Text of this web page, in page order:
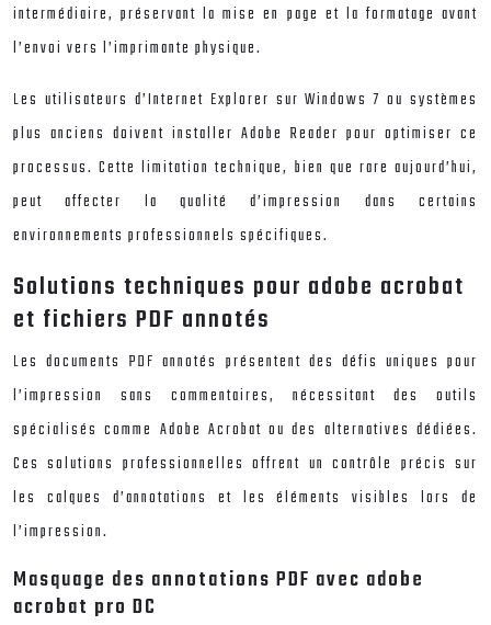
intermédiaire, préservant la mise en page et la formatage avant
l’envoi vers l’imprimante physique.
Les utilisateurs d’Internet Explorer sur Windows 7 ou systèmes
plus anciens doivent installer Adobe Reader pour optimiser ce
processus. Cette limitation technique, bien que rare aujourd’hui,
peut affecter la qualité d’impression dans certains
environnements professionnels spécifiques.
Solutions techniques pour adobe acrobat
et fichiers PDF annotés
Les documents PDF annotés présentent des défis uniques pour
l’impression sans commentaires, nécessitant des outils
spécialisés comme Adobe Acrobat ou des alternatives dédiées.
Ces solutions professionnelles offrent un contrôle précis sur
les calques d’annotations et les éléments visibles lors de
l’impression.
Masquage des annotations PDF avec adobe
acrobat pro DC